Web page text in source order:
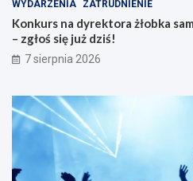
WYDARZENIA ZATRUDNIENIE
Konkurs na dyrektora żłobka
– zgłoś się już dziś!
7 sierpnia 2026